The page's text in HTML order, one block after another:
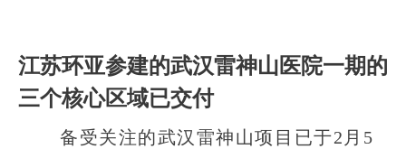
江苏环亚参建的武汉雷神山医院一期的
三个核心区域已交付
备受关注的武汉雷神山项目已于2 月 5